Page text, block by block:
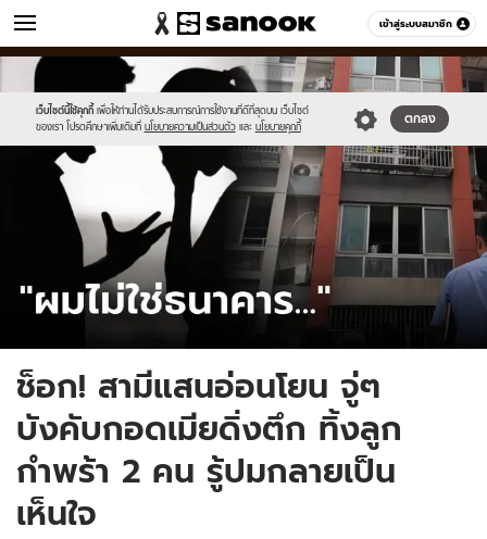
เข้าสู่ระบบสมาชิก
ข่าว หมวดอื่นๆ
เว็บไซต์นี้ใช้คุกกี้ เพื่อให้ท่านได้รับประสบการณ์การใช้งานที่ดีที่สุดบน เว็บไซต์
ของเรา โปรดศึกษาเพิ่มเติมที่ นโยบายความเป็นส่วนตัว และ นโยบายคุกกี้
ตกลง
Sanook
//s.isanook.com/sr/0/images/logo-
new-
sanook.png
600
//s.isanook.com/ns/0/ud/1881/9408242/tagline-
template-
update-
april.jpg
ช็อก! สามีแสนอ่อนโยน จู่ๆ
บังคับกอดเมียดิ่งตึก ทิ้งลูก
กำพร้า 2 คน รู้ปมกลายเป็น
เห็นใจ